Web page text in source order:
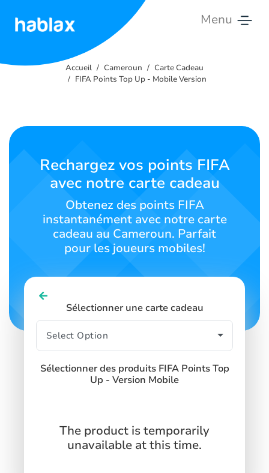
Menu
nous
Français
SIGN INSIGN UP
Accueil Cameroun
Carte Cadeau
FIFA Points Top Up - Mobile Version
Rechargez vos points FIFA
avec notre carte cadeau
Obtenez des points FIFA
instantanément avec notre carte
cadeau au Cameroun. Parfait
pour les joueurs mobiles!
Sélectionner une carte cadeau
Sélectionner des produits FIFA Points Top
Up - Version Mobile
The product is temporarily
unavailable at this time.